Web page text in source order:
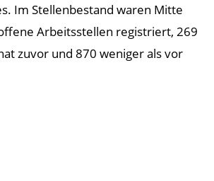
Im Stellenbestand waren Mitte
Arbeitsstellen registriert, 269
zuvor und 870 weniger als vor